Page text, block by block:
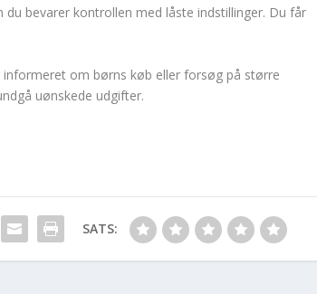
bevarer kontrollen med låste indstillinger. Du får
informeret om børns køb eller forsøg på større
uønskede udgifter.
SATS: